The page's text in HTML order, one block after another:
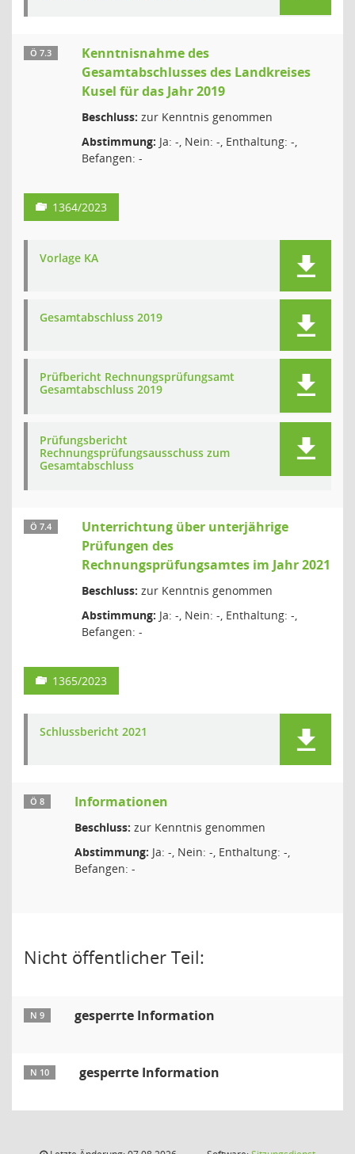
Ö 7.3
Kenntnisnahme des
Gesamtabschlusses des Landkreises
Kusel für das Jahr 2019
Beschluss: zur Kenntnis genommen
Abstimmung: Ja: -, Nein: -, Enthaltung: -,
Befangen: -
1364/2023
Vorlage KA
Gesamtabschluss 2019
Prüfbericht Rechnungsprüfungsamt
Gesamtabschluss 2019
Prüfungsbericht
Rechnungsprüfungsausschuss zum
Gesamtabschluss
Ö 7.4
Unterrichtung über unterjährige
Prüfungen des
Rechnungsprüfungsamtes im Jahr 2021
Beschluss: zur Kenntnis genommen
Abstimmung: Ja: -, Nein: -, Enthaltung: -,
Befangen: -
1365/2023
Schlussbericht 2021
Ö 8 Informationen
Beschluss: zur Kenntnis genommen
Abstimmung: Ja: -, Nein: -, Enthaltung: -,
Befangen: -
Nicht öffentlicher Teil:
N 9 gesperrte Information
N 10 gesperrte Information